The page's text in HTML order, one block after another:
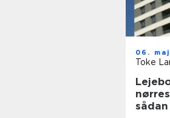
06.
Toke